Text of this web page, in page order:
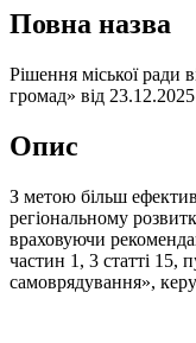
Повна назва
Рішення міської ради
громад» від
Опис
З метою більш
регіональному
враховуючи
частин 1, 3 статті 15,
самоврядування»,